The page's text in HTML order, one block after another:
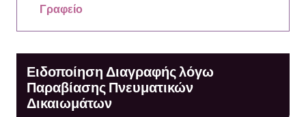
Γραφείο
Ειδοποίηση Διαγραφής λόγω
Παραβίασης Πνευματικών
Δικαιωμάτων